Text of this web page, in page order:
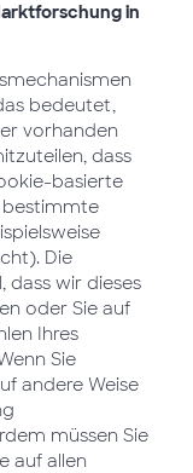
in
bedeutet,
vorhanden
dass
basierte
bestimmte
Die
dass wir dieses
oder Sie auf
Ihres
Sie
andere Weise
müssen Sie
auf allen